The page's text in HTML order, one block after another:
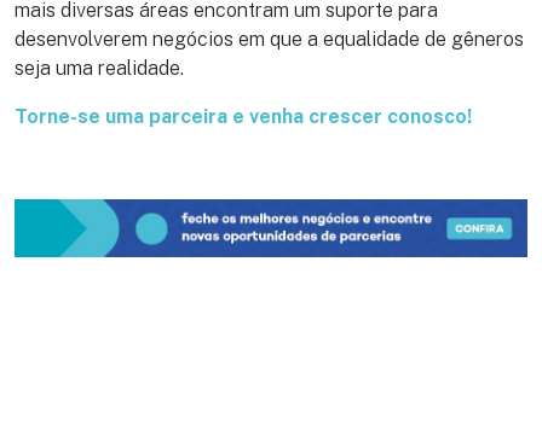
mais diversas áreas encontram um suporte para
desenvolverem negócios em que a equalidade de gêneros
seja uma realidade.
Torne-se uma parceira e venha crescer conosco!